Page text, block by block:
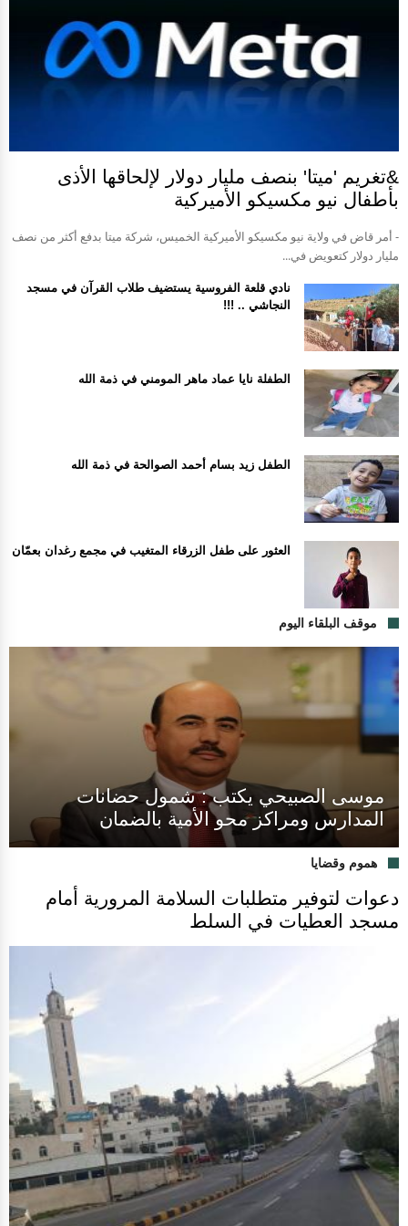
&تغريم 'ميتا' بنصف مليار دولار لإلحاقها الأذى
بأطفال نيو مكسيكو الأميركية
- أمر قاض في ولاية نيو مكسيكو الأميركية الخميس، شركة ميتا بدفع أكثر من نصف
مليار دولار كتعويض في...
نادي قلعة الفروسية يستضيف طلاب القرآن في مسجد
النجاشي .. !!!
الطفلة نايا عماد ماهر المومني في ذمة الله
الطفل زيد بسام أحمد الصوالحة في ذمة الله
العثور على طفل الزرقاء المتغيب في مجمع رغدان بعمّان
موقف البلقاء اليوم
موسى الصبيحي يكتب : شمول حضانات
المدارس ومراكز محو الأمية بالضمان
هموم وقضايا
دعوات لتوفير متطلبات السلامة المرورية أمام
مسجد العطيات في السلط